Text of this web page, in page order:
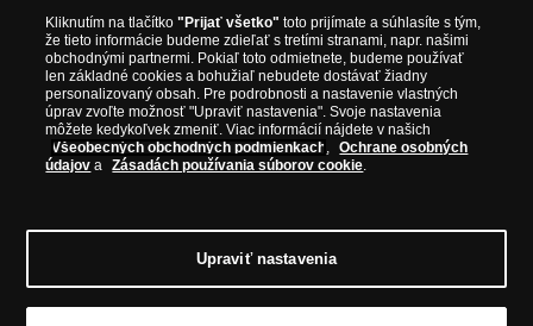
autentickosti.
Kliknutím na tlačítko"Prijať všetko" toto prijímate a súhlasíte s tým,
že tieto informácie budeme zdieľať s tretími stranami, napr. našimi
obchodnými partnermi. Pokiaľ toto odmietnete, budeme používať
len základné cookies a bohužiaľ nebudete dostávať žiadny
personalizovaný obsah. Pre podrobnosti a nastavenie vlastných
úprav zvoľte možnosť "Upraviť nastavenia". Svoje nastavenia
môžete kedykoľvek zmeniť. Viac informácií nájdete v našich
Všeobecných obchodných podmienkach ,
Ochrane osobných
údajov a Zásadách používania súborov cookie.
Upraviť nastavenia